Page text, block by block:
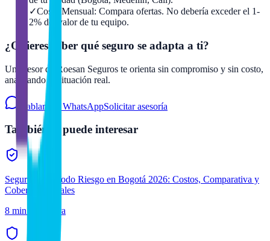
✓Costo Mensual: Compara ofertas. No debería exceder el 1-
2% del valor de tu equipo.
¿Quieres saber qué seguro se adapta a ti?
Un asesor de Roesan Seguros te orienta sin compromiso y sin costo,
analizando tu situación real.
Hablar por WhatsAppSolicitar asesoría
También te puede interesar
Seguro Auto Todo Riesgo en Bogotá 2026: Costos, Comparativa y
Coberturas Vitales
8 min de lectura